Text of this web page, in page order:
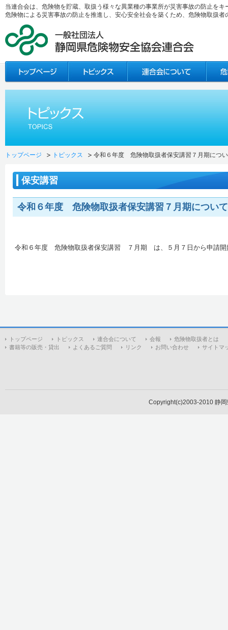
当連合会は、危険物を貯蔵、取扱う様々な異業種の事業所が災害事故の防止を
危険物による災害事故の防止を推進し、安心安全社会を築くため、危険物取扱
トップページ トピックス 令和６年度 危険物取扱者保安講習７月期につ
保安講習
令和６年度 危険物取扱者保安講習７月期について
令和６年度 危険物取扱者保安講習 ７月期 は、５月７日から申請開
トップページ トピックス 連合会について 会報
危険物取扱者とは
書籍等の販売・貸出
よくあるご質問 リンク お問い合わせ サイトマ
Copyright(c)2003-2010 静